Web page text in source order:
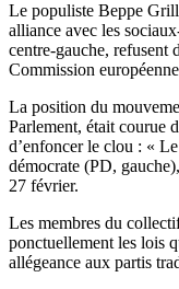
Le populiste Beppe
alliance avec les
centre-gauche, refusent
Commission
La position du
Parlement, était courue
d’enfoncer le clou : «
démocrate (PD,
27 février.
Les membres du
ponctuellement les lois
allégeance aux partis